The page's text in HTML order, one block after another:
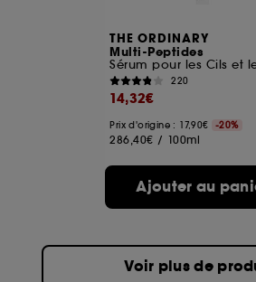
THE ORDINARY
Multi-Peptides
220
14,32€
Prix d'origine : 17,90€ -20%
286,40€ / 100ml
Ajouter au
Voir plus de